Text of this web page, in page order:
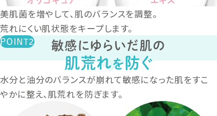
美肌菌を増やして、肌のバランスを調整。
荒れにくい肌状態をキープします。
敏感にゆらいだ肌の
肌荒れを防ぐ
水分と油分のバランスが崩れて敏感になった肌をすこ
やかに整え、肌荒れを防ぎます。